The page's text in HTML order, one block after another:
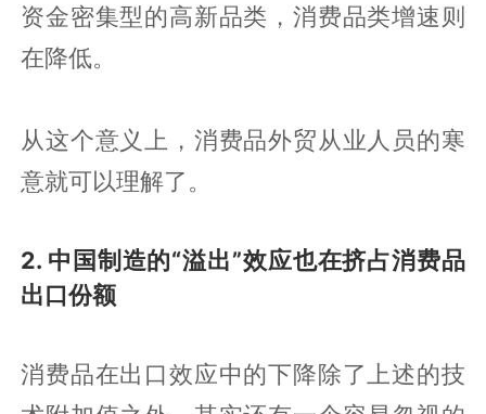
资金密集型的高新品类，消费品类增速则
在降低。
从这个意义上，消费品外贸从业人员的寒
意就可以理解了。
2. 中国制造的“溢出”效应也在挤占消费品
出口份额
消费品在出口效应中的下降除了上述的技